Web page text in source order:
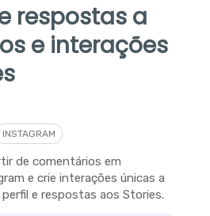
respostas a
e interações
INSTAGRAM
de comentários em
e crie interações únicas a
e respostas aos Stories.